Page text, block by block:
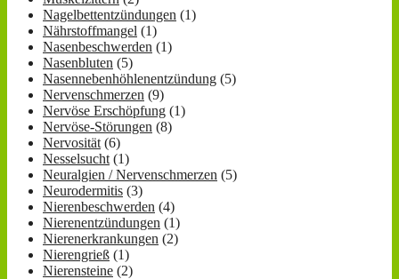
Nagelbettentzündungen (1)
Nährstoffmangel (1)
Nasenbeschwerden (1)
Nasenbluten (5)
Nasennebenhöhlenentzündung (5)
Nervenschmerzen (9)
Nervöse Erschöpfung (1)
Nervöse-Störungen (8)
Nervosität(6)
Nesselsucht(1)
Neuralgien / Nervenschmerzen (5)
Neurodermitis (3)
Nierenbeschwerden (4)
Nierenentzündungen (1)
Nierenerkrankungen (2)
Nierengrieß (1)
Nierensteine (2)